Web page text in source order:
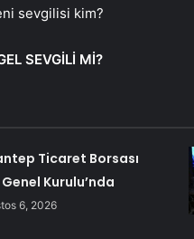
sevgilisi kim?
SEVGİLİ Mİ?
Ticaret Borsası
Genel Kurulu’nda
6, 2026